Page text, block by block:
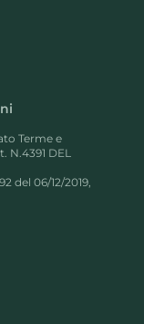
Terme e
N.4391 DEL
del 06/12/2019,